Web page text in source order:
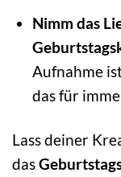
Nimm das
Aufnahme
das für
Lass deiner
das